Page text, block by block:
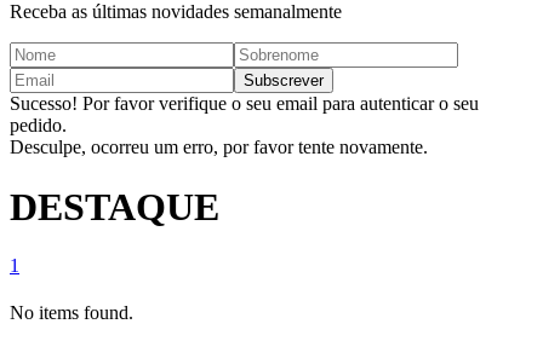
Receba as últimas novidades semanalmente
Sucesso! Por favor verifique o seu email para autenticar o seu
pedido.
Desculpe, ocorreu um erro, por favor tente novamente.
DESTAQUE
1
No items found.